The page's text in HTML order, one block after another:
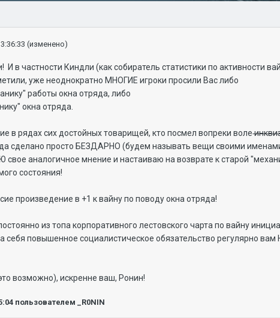
(изменено)
в частности Киндли (как собиратель статистики по активности
уже неоднократно МНОГИЕ игроки просили Вас либо
работы окна отряда, либо
окна отряда.
в рядах сих достойных товарищей, кто посмел вопреки воле
сделано просто БЕЗДАРНО (будем называть вещи своими
аналогичное мнение и настаиваю на возврате к старой
состояния!
произведение в +1 к вайну по поводу окна отряда!
из топа корпоративного лестовского чарта по вайну
себя повышенное социалистическое обязательство регулярно
возможно), искренне ваш, Ронин!
пользователем _R0NIN